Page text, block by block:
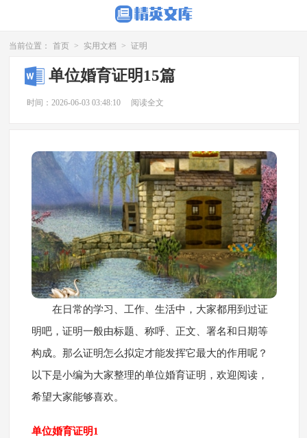
当前位置： 首页 > 实用文档 > 证明
单位婚育证明15篇
时间：2026-06-03 03:48:10 阅读全文
在日常的学习、工作、生活中，大家都用到过证
明吧，证明一般由标题、称呼、正文、署名和日期等
构成。那么证明怎么拟定才能发挥它最大的作用呢？
以下是小编为大家整理的单位婚育证明，欢迎阅读，
希望大家能够喜欢。
单位婚育证明1